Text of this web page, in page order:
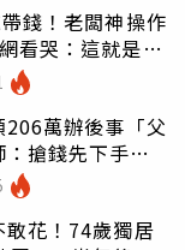
錢！老闆神操作
看哭：這就是台
萬辦後事「父
搶錢先下手是
花！74歲獨居